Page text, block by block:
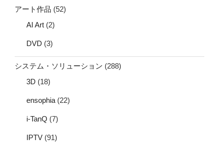
アート作品 (52)
AI Art (2)
DVD (3)
システム・ソリューション (288)
3D (18)
ensophia (22)
i-TanQ (7)
IPTV (91)